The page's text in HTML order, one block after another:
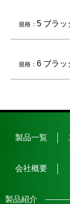
規格： 5 ブラッ
規格： 6 ブラッ
製品一覧
会社概要
製品紹介